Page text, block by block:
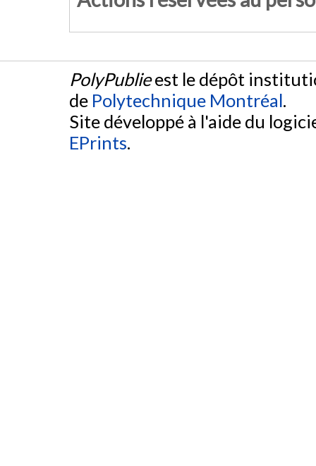
PolyPublieest le dépôt
de Polytechnique Montréal.
Site développé à l'aide du
EPrints.